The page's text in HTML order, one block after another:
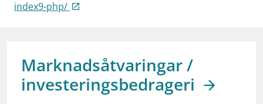
work_outlineJobb hos oss
notifications_none Abonner på nyhetsvarsel
index9-php/
Marknadsåtvaringar /
investeringsbedrageri